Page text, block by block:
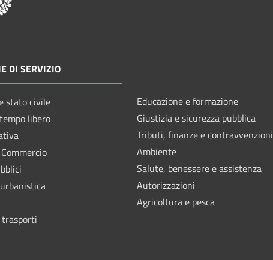
DI SERVIZIO
stato civile
libero
Educazione e formazione
Giustizia e sicurezza pubblica
Tributi, finanze e contravvenzioni
Ambiente
Salute, benessere e assistenza
Autorizzazioni
Agricoltura e pesca